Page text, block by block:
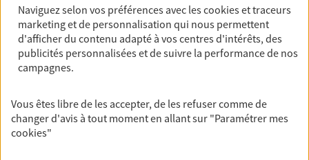
Découvrir l'offre Multirisque Entreprise
DEMANDER UN DEVIS
Naviguez selon vos préférences avec lescookies et traceurs
marketing et de personnalisation qui nous permettent
d'afficher du contenu adapté à vos centres d'intérêts, des
publicités personnalisées et de suivre la performance de nos
campagnes.
Vous êtes libre de les accepter, de les refuser comme de
changer d'avis à tout moment en allant sur "Paramétrer mes
cookies"